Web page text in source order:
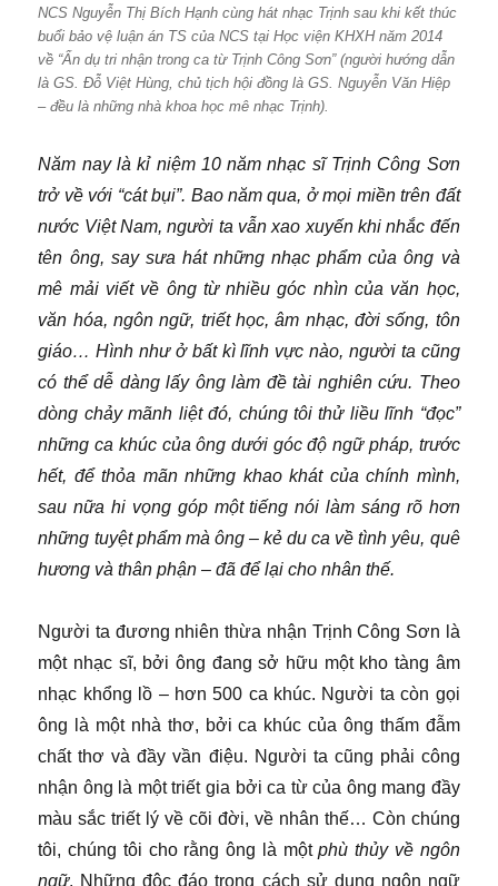
NCS Nguyễn Thị Bích Hạnh cùng hát nhạc Trịnh sau khi kết thúc
buổi bảo vệ luận án TS của NCS tại Học viện KHXH năm 2014
về “Ẩn dụ tri nhận trong ca từ Trịnh Công Sơn” (người hướng dẫn
là GS. Đỗ Việt Hùng, chủ tịch hội đồng là GS. Nguyễn Văn Hiệp
– đều là những nhà khoa học mê nhạc Trịnh).
Năm nay là kỉ niệm 10 năm nhạc sĩ Trịnh Công Sơn
trở về với “cát bụi”. Bao năm qua, ở mọi miền trên đất
nước Việt Nam, người ta vẫn xao xuyến khi nhắc đến
tên ông, say sưa hát những nhạc phẩm của ông và
mê mải viết về ông từ nhiều góc nhìn của văn học,
văn hóa, ngôn ngữ, triết học, âm nhạc, đời sống, tôn
giáo… Hình như ở bất kì lĩnh vực nào, người ta cũng
có thể dễ dàng lấy ông làm đề tài nghiên cứu. Theo
dòng chảy mãnh liệt đó, chúng tôi thử liều lĩnh “đọc”
những ca khúc của ông dưới góc độ ngữ pháp, trước
hết, để thỏa mãn những khao khát của chính mình,
sau nữa hi vọng góp một tiếng nói làm sáng rõ hơn
những tuyệt phẩm mà ông – kẻ du ca về tình yêu, quê
hương và thân phận – đã để lại cho nhân thế.
Người ta đương nhiên thừa nhận Trịnh Công Sơn là
một nhạc sĩ, bởi ông đang sở hữu một kho tàng âm
nhạc khổng lồ – hơn 500 ca khúc. Người ta còn gọi
ông là một nhà thơ, bởi ca khúc của ông thấm đẫm
chất thơ và đầy vần điệu. Người ta cũng phải công
nhận ông là một triết gia bởi ca từ của ông mang đầy
màu sắc triết lý về cõi đời, về nhân thế… Còn chúng
tôi, chúng tôi cho rằng ông là mộtphù thủy về ngôn
ngữ. Những độc đáo trong cách sử dụng ngôn ngữ